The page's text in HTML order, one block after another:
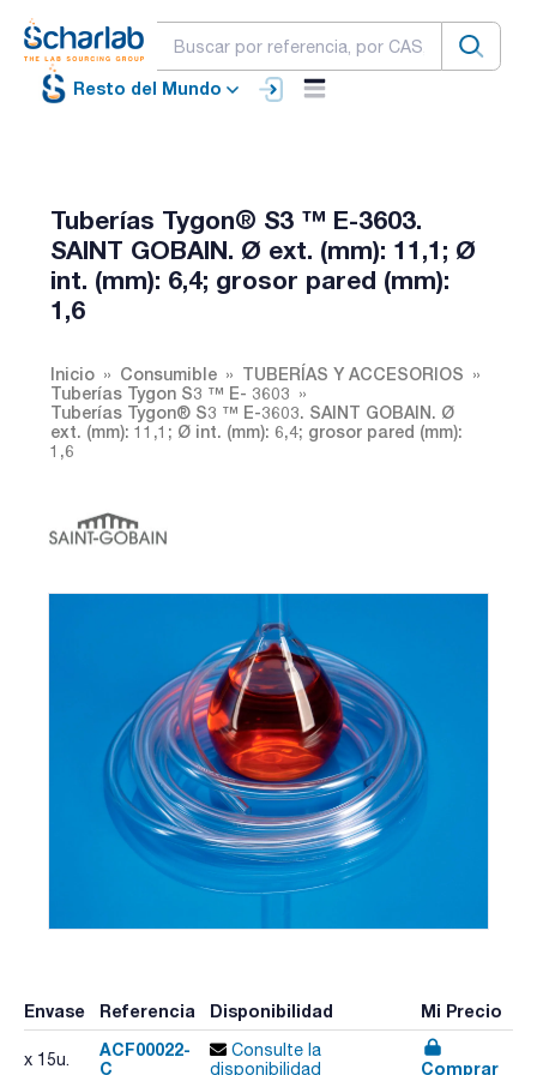
Resto del Mundo
Tuberías Tygon® S3 ™ E-3603.
SAINT GOBAIN. Ø ext. (mm): 11,1; Ø
int. (mm): 6,4; grosor pared (mm):
1,6
Inicio Consumible
TUBERÍAS Y ACCESORIOS
Tuberías Tygon S3 ™ E- 3603
Tuberías Tygon® S3 ™ E-3603. SAINT GOBAIN. Ø
ext. (mm): 11,1; Ø int. (mm): 6,4; grosor pared (mm):
1,6
Envase Referencia Disponibilidad Mi Precio
x 15u.
ACF00022-
C
Consulte la
disponibilidad
Comprar